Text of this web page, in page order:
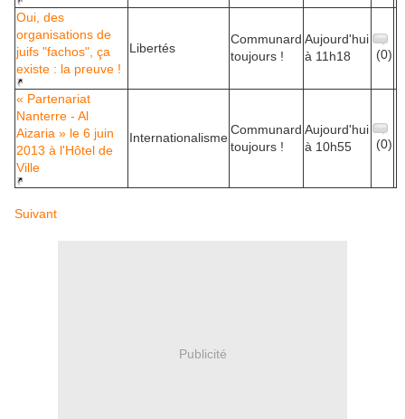
Oui, des
organisations de
juifs "fachos", ça
existe : la preuve !
Libertés
Communard
toujours !
Aujourd'hui
à 11h18
(0)
« Partenariat
Nanterre - Al
Aizaria » le 6 juin
2013 à l'Hôtel de
Ville
Internationalisme
Communard
toujours !
Aujourd'hui
à 10h55
(0)
Suivant
Publicité